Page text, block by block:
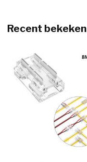
Recent bekeken